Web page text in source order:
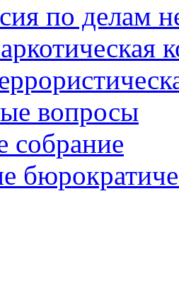
по делам
вопросы
собрание